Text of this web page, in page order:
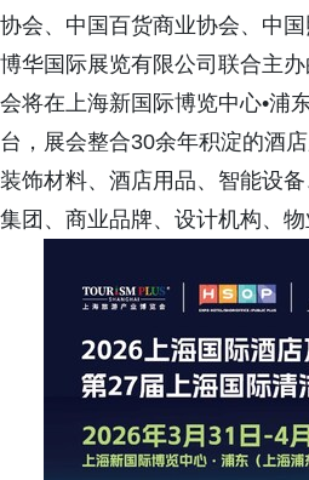
协会、中国百货商业协会、中
博华国际展览有限公司联合主
会将在上海新国际博览中心•浦
台，展会整合30余年积淀的酒
装饰材料、酒店用品、智能设
集团、商业品牌、设计机构、